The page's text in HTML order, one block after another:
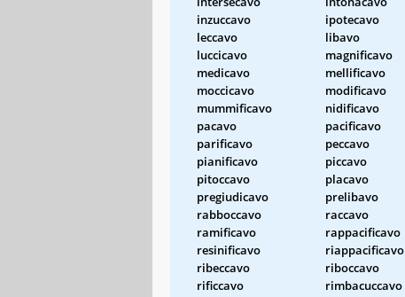
inzuccavo
ipotecavo
leccavo
libavo
luccicavo
magnificavo
medicavo
mellificavo
moccicavo
modificavo
mummificavo
nidificavo
pacavo
pacificavo
parificavo
peccavo
pianificavo
piccavo
pitoccavo
placavo
pregiudicavo
prelibavo
rabboccavo
raccavo
ramificavo
rappacificavo
resinificavo
riappacificavo
ribeccavo
riboccavo
rificcavo
rimbacuccavo